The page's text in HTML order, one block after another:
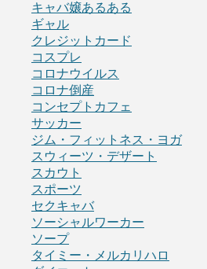
キャバ嬢あるある
ギャル
クレジットカード
コスプレ
コロナウイルス
コロナ倒産
コンセプトカフェ
サッカー
ジム・フィットネス・ヨガ
スウィーツ・デザート
スカウト
スポーツ
セクキャバ
ソーシャルワーカー
ソープ
タイミー・メルカリハロ